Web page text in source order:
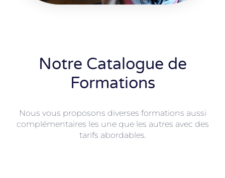
Notre Catalogue de
Formations
Nous vous proposons diverses formations aussi
complémentaires les une que les autres avec des
tarifs abordables.